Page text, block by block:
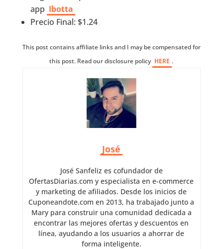
app Ibotta
Precio Final: $1.24
This post contains affiliate links and I may be compensated for
this post. Read our disclosure policy HERE .
José
José Sanfeliz es cofundador de
OfertasDiarias.com y especialista en e-commerce
y marketing de afiliados. Desde los inicios de
Cuponeandote.com en 2013, ha trabajado junto a
Mary para construir una comunidad dedicada a
encontrar las mejores ofertas y descuentos en
línea, ayudando a los usuarios a ahorrar de
forma inteligente.